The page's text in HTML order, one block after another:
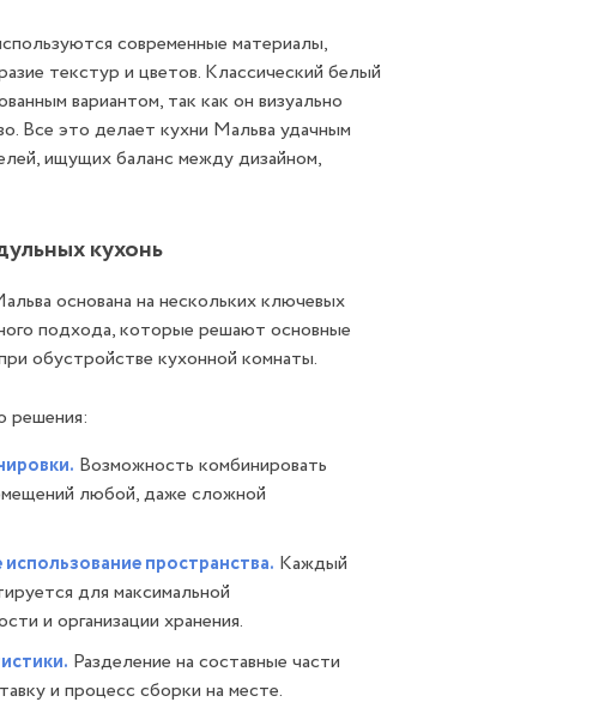
современные материалы,
текстур и цветов. Классический белый
вариантом, так как он визуально
Все это делает кухни Мальва удачным
ищущих баланс между дизайном,
кухонь
основана на нескольких ключевых
подхода, которые решают основные
обустройстве кухонной комнаты.
решения:
Возможность комбинировать
любой, даже сложной
пространства. Каждый
для максимальной
и организации хранения.
Разделение на составные части
и процесс сборки на месте.